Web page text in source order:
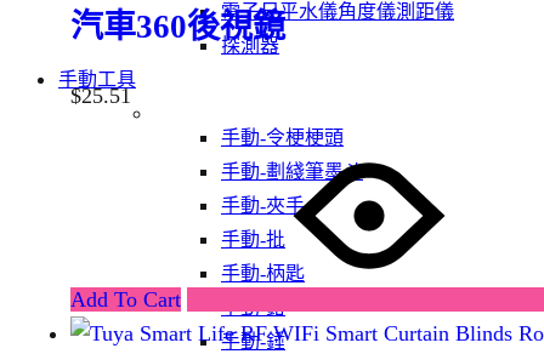
電子尺平水儀角度儀測距儀
探測器
手動工具
手動-令梗梗頭
手動-劃綫筆墨斗
手動-夾手
手動-批
手動-柄匙
手動-鉗
手動-錘
汽車360後視鏡
$25.51
Add To Cart